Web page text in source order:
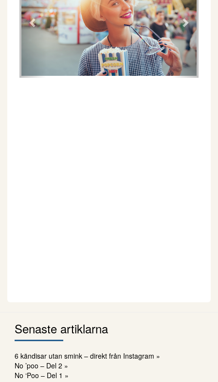
Senaste artiklarna
6 kändisar utan smink – direkt från Instagram »
No ’poo – Del 2 »
No ‘Poo – Del 1 »